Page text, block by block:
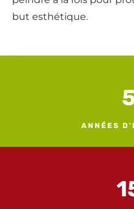
but esthétique.
ANNÉES